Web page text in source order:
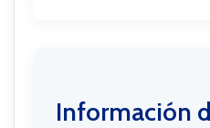
Información